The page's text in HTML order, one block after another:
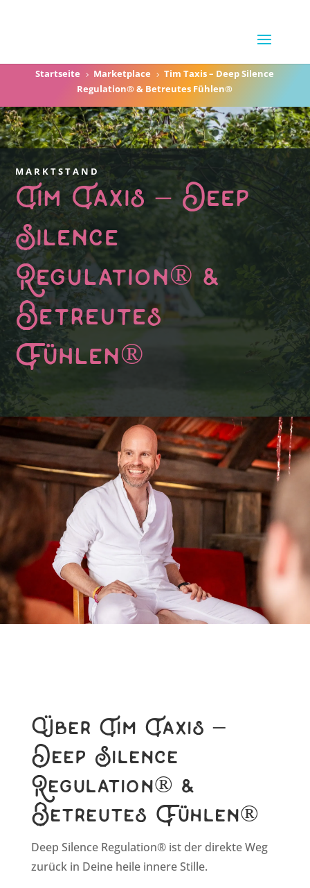
Startseite 5 Marketplace 5 Tim Taxis – Deep Silence
Regulation® & Betreutes Fühlen®
MARKTSTAND
Tim Taxis – Deep
Silence
Regulation® &
Betreutes
Fühlen®
Über Tim Taxis –
Deep Silence
Regulation® &
Betreutes Fühlen®
Deep Silence Regulation® ist der direkte Weg
zurück in Deine heile innere Stille.